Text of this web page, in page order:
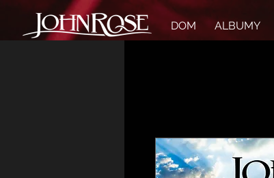
DOM ALBUMY